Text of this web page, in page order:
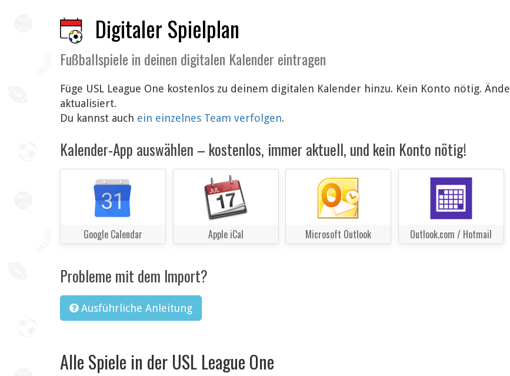
Digitaler Spielplan
Fußballspiele in deinen digitalen Kalender eintragen
Füge USL League One kostenlos zu deinem digitalen Kalender hinzu. Kein Konto nötig.
aktualisiert.
Du kannst auch ein einzelnes Team verfolgen.
Kalender-App auswählen – kostenlos, immer aktuell, und kein Konto nötig!
Google Calendar Apple iCal Microsoft Outlook Outlook.com / Hotmail
Probleme mit dem Import?
Ausführliche Anleitung
Alle Spiele in der USL League One